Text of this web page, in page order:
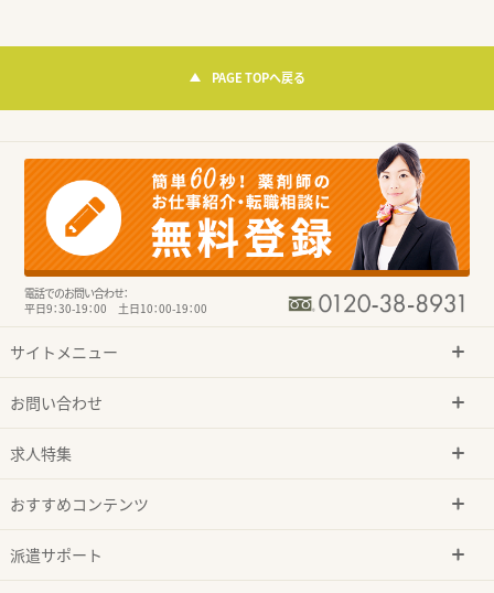
PAGE TOPへ戻る
電話でのお問い合わせ：
平日9：30-19：00 土日10：00-19：00
サイトメニュー
お問い合わせ
求人特集
おすすめコンテンツ
派遣サポート